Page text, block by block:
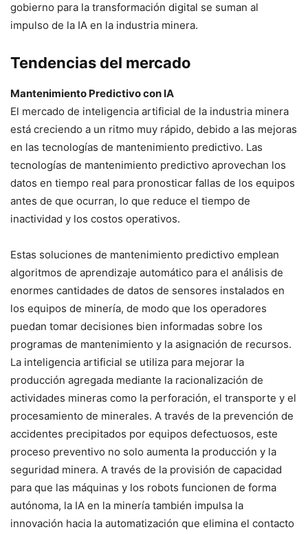
gobierno para la transformación digital se suman al
impulso de la IA en la industria minera.
Tendencias del mercado
Mantenimiento Predictivo con IA
El mercado de inteligencia artificial de la industria minera
está creciendo a un ritmo muy rápido, debido a las mejoras
en las tecnologías de mantenimiento predictivo. Las
tecnologías de mantenimiento predictivo aprovechan los
datos en tiempo real para pronosticar fallas de los equipos
antes de que ocurran, lo que reduce el tiempo de
inactividad y los costos operativos.
Estas soluciones de mantenimiento predictivo emplean
algoritmos de aprendizaje automático para el análisis de
enormes cantidades de datos de sensores instalados en
los equipos de minería, de modo que los operadores
puedan tomar decisiones bien informadas sobre los
programas de mantenimiento y la asignación de recursos.
La inteligencia artificial se utiliza para mejorar la
producción agregada mediante la racionalización de
actividades mineras como la perforación, el transporte y el
procesamiento de minerales. A través de la prevención de
accidentes precipitados por equipos defectuosos, este
proceso preventivo no solo aumenta la producción y la
seguridad minera. A través de la provisión de capacidad
para que las máquinas y los robots funcionen de forma
autónoma, la IA en la minería también impulsa la
innovación hacia la automatización que elimina el contacto